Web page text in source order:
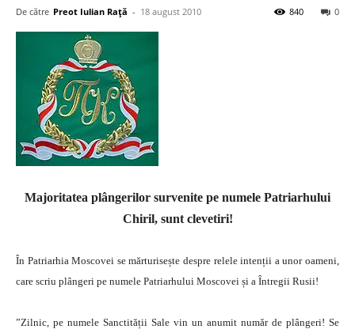
De către Preot Iulian Raţă - 18 august 2010 0
840
Majoritatea plângerilor survenite pe numele Patriarhului
Chiril, sunt clevetiri!
În Patriarhia Moscovei se mărturisește despre relele intenții a unor oameni,
care scriu plângeri pe numele Patriarhului Moscovei și a Întregii Rusii!
”Zilnic, pe numele Sanctității Sale vin un anumit număr de plângeri! Se